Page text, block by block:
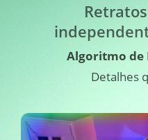
Detalhes
Algoritmo de